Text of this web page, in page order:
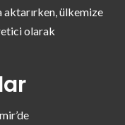
aktarırken, ülkemize
olarak